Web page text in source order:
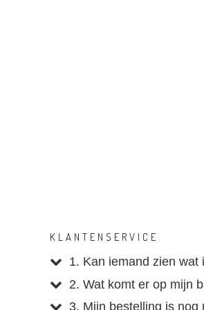
KLANTENSERVICE
1. Kan iemand zien wat
2. Wat komt er op mijn
3. Mijn bestelling is nog